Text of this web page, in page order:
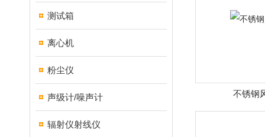
测试箱
离心机
粉尘仪
声级计/噪声计
辐射仪射线仪
不锈钢